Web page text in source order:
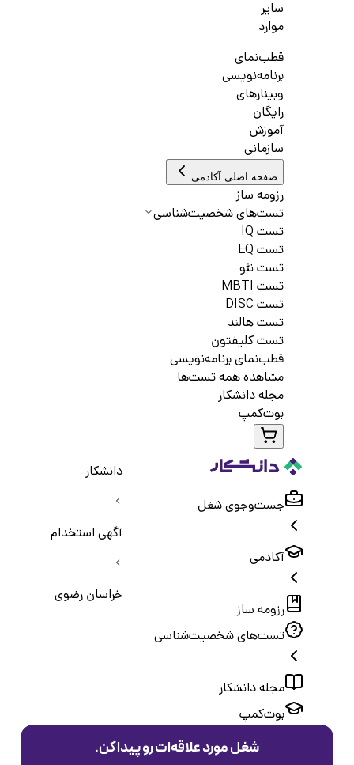
سایر
موارد
قطب‌نمای
برنامه‌نویسی
وبینارهای
رایگان
آموزش
سازمانی
صفحه اصلی آکادمی
رزومه ساز
تست‌های شخصیت‌شناسی
تست IQ
تست EQ
تست نئو
تست MBTI
تست DISC
تست هالند
تست کلیفتون
قطب‌نمای برنامه‌نویسی
مشاهده همه تست‌ها
مجله دانشکار
بوت‌کمپ
جست‌و‌جوی شغل
آکادمی
رزومه ساز
تست‌های شخصیت‌شناسی
مجله دانشکار
بوت‌کمپ
دانشکار
آگهی استخدام
خراسان رضوی
شغل مورد علاقه‌ات رو پیدا کن.